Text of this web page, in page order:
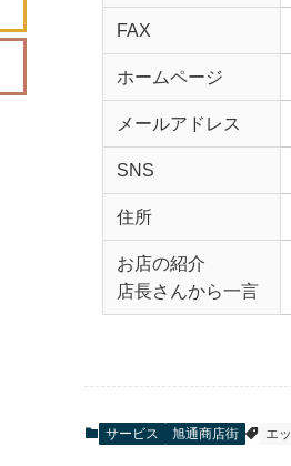
FAX
ホームページ
メールアドレス
SNS
住所
お店の紹介
店長さんから一言
サービス 旭通商店街 エ